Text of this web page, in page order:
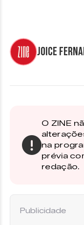
Joice
O ZINE
na
prévia
redação.
Publicidade